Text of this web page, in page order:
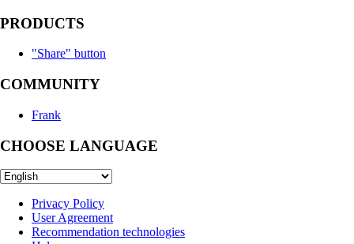
PRODUCTS
"Share" button
COMMUNITY
Frank
CHOOSE LANGUAGE
Privacy Policy
User Agreement
Recommendation technologies